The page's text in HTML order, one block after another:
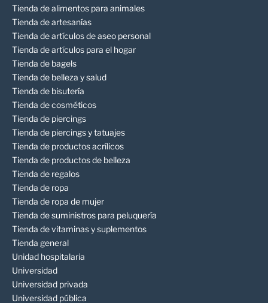
Tienda de alimentos para animales
Tienda de artesanías
Tienda de artículos de aseo personal
Tienda de artículos para el hogar
Tienda de bagels
Tienda de belleza y salud
Tienda de bisutería
Tienda de cosméticos
Tienda de piercings
Tienda de piercings y tatuajes
Tienda de productos acrílicos
Tienda de productos de belleza
Tienda de regalos
Tienda de ropa
Tienda de ropa de mujer
Tienda de suministros para peluquería
Tienda de vitaminas y suplementos
Tienda general
Unidad hospitalaria
Universidad
Universidad privada
Universidad pública